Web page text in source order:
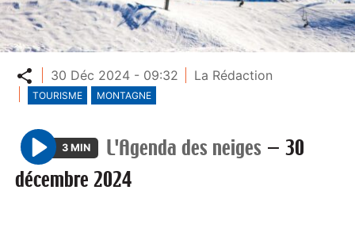
Partager
30 Déc 2024 - 09:32 La Rédaction
TOURISME MONTAGNE
P
l
3 MIN L'Agenda des neiges — 30
décembre 2024